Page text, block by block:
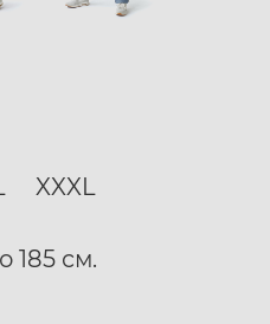
XXXL
185 см.